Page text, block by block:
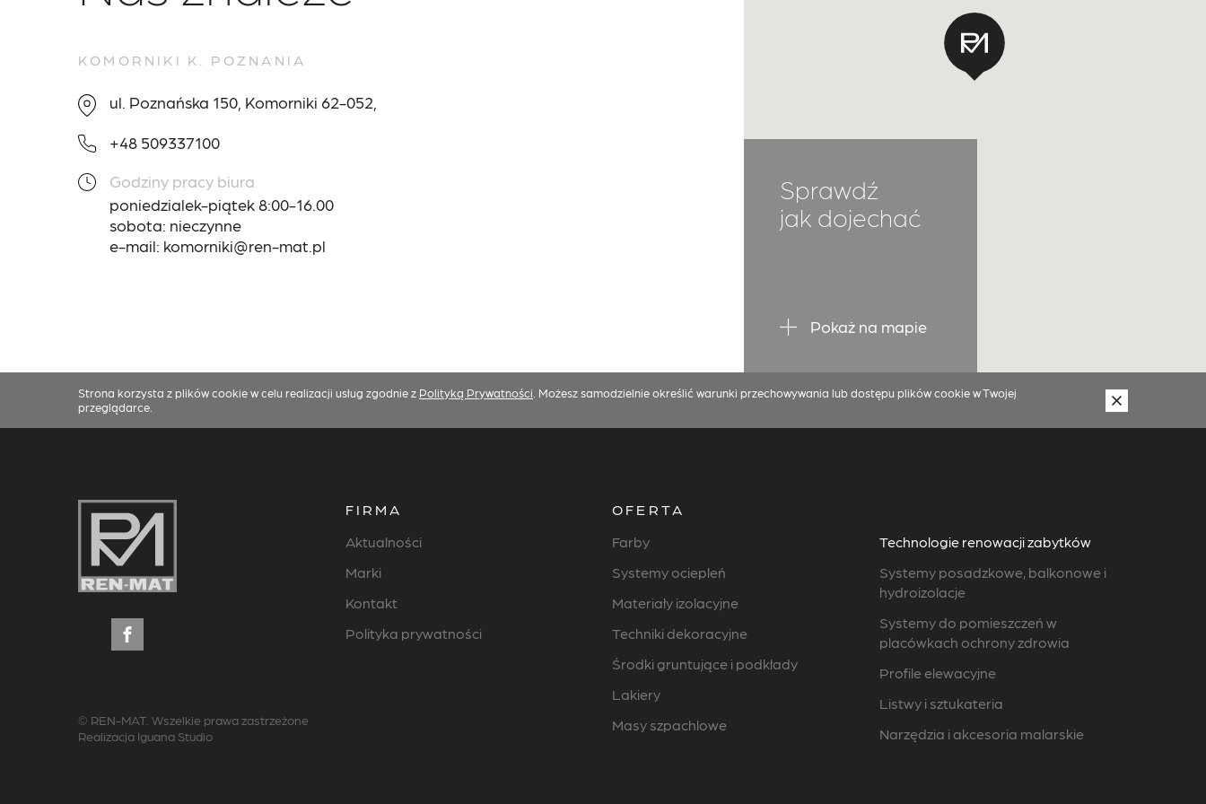
KOMORNIKI K. POZNANIA
ul. Poznańska 150, Komorniki 62-052,
+48 509337100
Godziny pracy biura
poniedzialek-piątek 8:00-16.00
sobota: nieczynne
e-mail: komorniki@ren-mat.pl
Sprawdź
jak dojechać
Pokaż na mapie
Strona korzysta z plików cookie w celu realizacji usług zgodnie z Polityką Prywatności . Możesz samodzielnie określić warunki przechowywania lub dostępu plików cookie w Twojej
przeglądarce.
© REN-MAT. Wszelkie prawa zastrzeżone
Realizacja Iguana Studio
FIRMA
Aktualności
Marki
Kontakt
Polityka prywatności
OFERTA
Farby
Systemy ociepleń
Materiały izolacyjne
Techniki dekoracyjne
Środki gruntujące i podkłady
Lakiery
Masy szpachlowe
Technologie renowacji zabytków
Systemy posadzkowe, balkonowe i
hydroizolacje
Systemy do pomieszczeń w
placówkach ochrony zdrowia
Profile elewacyjne
Listwy i sztukateria
Narzędzia i akcesoria malarskie